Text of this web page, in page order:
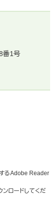
番1号
るAdobe Reader
ロードしてくだ